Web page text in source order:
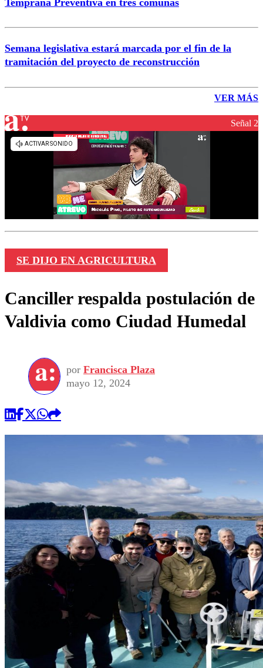
Semana legislativa estará marcada por el fin de la
tramitación del proyecto de reconstrucción
VER MÁS
Señal 2
SE DIJO EN AGRICULTURA
Canciller respalda postulación de
Valdivia como Ciudad Humedal
por Francisca Plaza
mayo 12, 2024